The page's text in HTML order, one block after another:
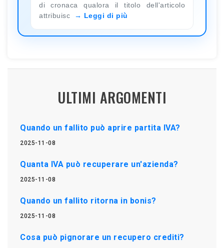
di cronaca qualora il titolo dell'articolo
attribuisc
Leggi di più
ULTIMI ARGOMENTI
Quando un fallito può aprire partita IVA?
2025-11-08
Quanta IVA può recuperare un'azienda?
2025-11-08
Quando un fallito ritorna in bonis?
2025-11-08
Cosa può pignorare un recupero crediti?